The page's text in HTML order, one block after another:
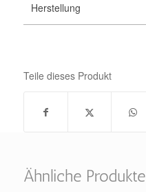
Herstellung
Teile dieses Produkt
Ähnliche Produkte